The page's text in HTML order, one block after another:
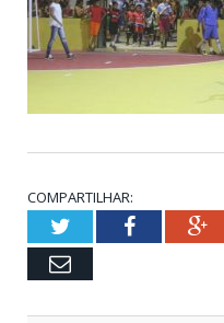
COMPARTILHAR:
TwitterFacebook
Email